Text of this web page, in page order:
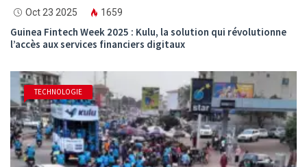
Oct 23 2025 1659
Guinea Fintech Week 2025 : Kulu, la solution qui révolutionne
l’accès aux services financiers digitaux
TECHNOLOGIE